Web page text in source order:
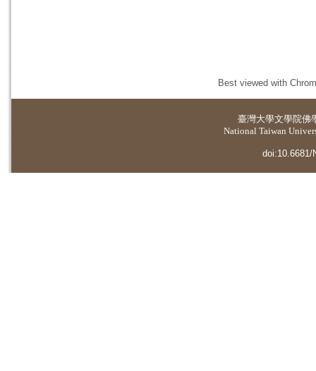
Best viewed with
臺灣大學文學院佛
National Taiwan
doi:10.6681/